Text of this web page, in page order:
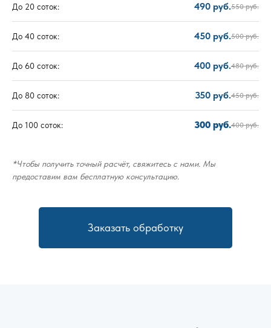
До 20 соток: 490 руб.550 руб.
До 40 соток: 450 руб.500 руб.
До 60 соток: 400 руб.480 руб.
До 80 соток: 350 руб.450 руб.
До 100 соток: 300 руб.400 руб.
*Чтобы получить точный расчёт, свяжитесь с нами. Мы
предоставим вам бесплатную консультацию.
Заказать обработку